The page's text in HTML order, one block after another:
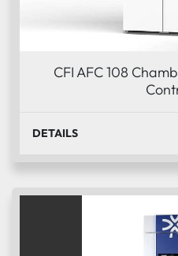
CFI AFC 108
DETAILS